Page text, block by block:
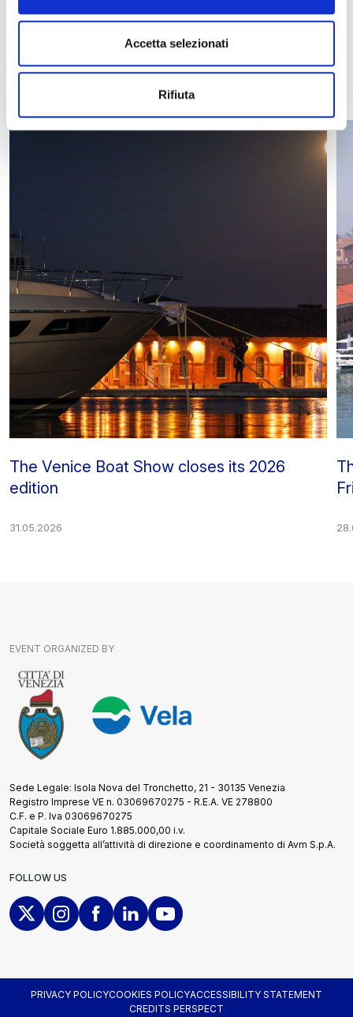
Accetta selezionati
Rifiuta
Discover the latest news
ALL NEWS
The Venice Boat Show closes its 2026
edition
31.05.2026
EVENT ORGANIZED BY
Sede Legale: Isola Nova del Tronchetto, 21 - 30135 Venezia
Registro Imprese VE n. 03069670275 - R.E.A. VE 278800
C.F. e P. Iva 03069670275
Capitale Sociale Euro 1.885.000,00 i.v.
Società soggetta all’attività di direzione e coordinamento di Avm S.p.A.
FOLLOW US
PRIVACY POLICYCOOKIES POLICYACCESSIBILITY STATEMENT
CREDITS PERSPECT